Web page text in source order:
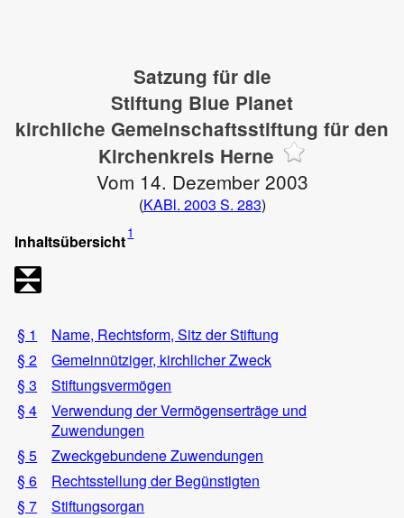
Satzung für die
Stiftung Blue Planet
kirchliche Gemeinschaftsstiftung für den
Kirchenkreis Herne
Vom 14. Dezember 2003
(KABl. 2003 S. 283)
Inhaltsübersicht1
§ 1
Name, Rechtsform, Sitz der Stiftung
§ 2
Gemeinnütziger, kirchlicher Zweck
§ 3
Stiftungsvermögen
§ 4
Verwendung der Vermögenserträge und
Zuwendungen
§ 5
Zweckgebundene Zuwendungen
§ 6
Rechtsstellung der Begünstigten
§ 7
Stiftungsorgan